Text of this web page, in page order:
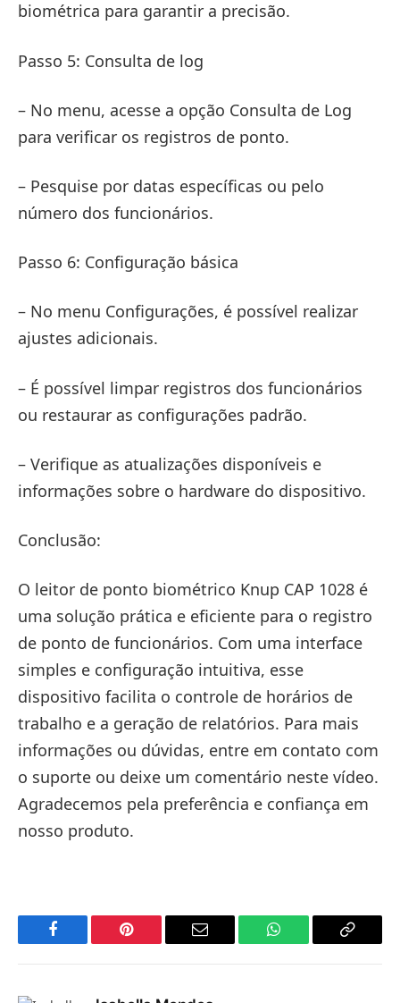
biométrica para garantir a precisão.
Passo 5: Consulta de log
– No menu, acesse a opção Consulta de Log
para verificar os registros de ponto.
– Pesquise por datas específicas ou pelo
número dos funcionários.
Passo 6: Configuração básica
– No menu Configurações, é possível realizar
ajustes adicionais.
– É possível limpar registros dos funcionários
ou restaurar as configurações padrão.
– Verifique as atualizações disponíveis e
informações sobre o hardware do dispositivo.
Conclusão:
O leitor de ponto biométrico Knup CAP 1028 é
uma solução prática e eficiente para o registro
de ponto de funcionários. Com uma interface
simples e configuração intuitiva, esse
dispositivo facilita o controle de horários de
trabalho e a geração de relatórios. Para mais
informações ou dúvidas, entre em contato com
o suporte ou deixe um comentário neste vídeo.
Agradecemos pela preferência e confiança em
nosso produto.
Facebook Pinterest Email WhatsApp Copy